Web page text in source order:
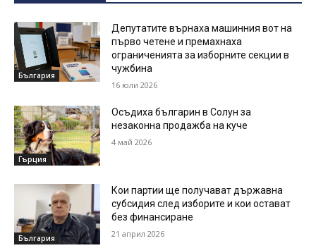
България
Депутатите върнаха машинния вот на
първо четене и премахнаха
ограниченията за изборните секции в
чужбина
16 юли 2026
Гърция
Осъдиха българин в Солун за
незаконна продажба на куче
4 май 2026
България
Кои партии ще получават държавна
субсидия след изборите и кои остават
без финансиране
21 април 2026